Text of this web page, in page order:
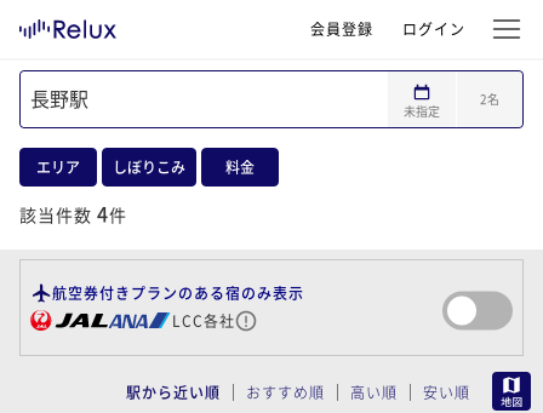
会員登録 ログイン
未指定
2名
エリア しぼりこみ 料金
該当件数 4件
航空券付きプランのある宿のみ表示
LCC各社
駅から近い順 おすすめ順 高い順 安い順